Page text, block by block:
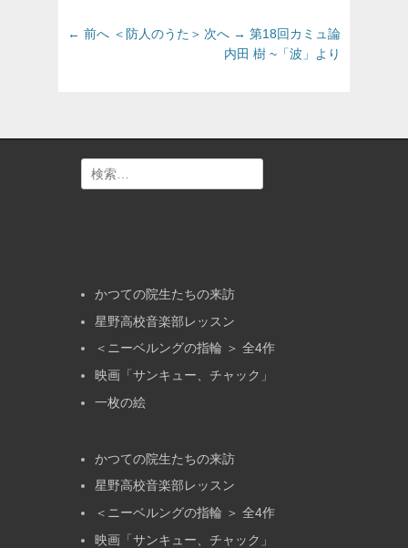
リ
投
ー
シ
ョ
← 前へ 前
＜防人のうた＞ 次へ → 次
の
第18回カミュ論
内田 樹 ~「波」より
索:
かつての院生たちの来訪
星野高校音楽部レッスン
＜ニーベルングの指輪 ＞ 全4作
映画「サンキュー、チャック」
一枚の絵
かつての院生たちの来訪
星野高校音楽部レッスン
＜ニーベルングの指輪 ＞ 全4作
映画「サンキュー、チャック」